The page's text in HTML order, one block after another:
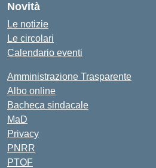
Novità
Le notizie
Le circolari
Calendario eventi
Amministrazione Trasparente
Albo online
Bacheca sindacale
MaD
Privacy
PNRR
PTOF